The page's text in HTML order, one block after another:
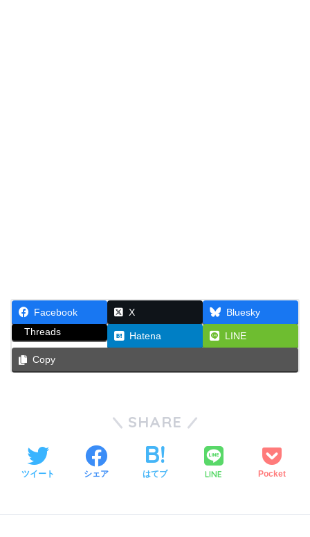
Facebook X
Bluesky
Threads
Hatena LINE
Copy
SHARE
ツイート シェア はてブ LINE Pocket